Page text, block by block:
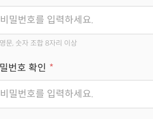
영문, 숫자 조합 8자리 이상
번호 확인